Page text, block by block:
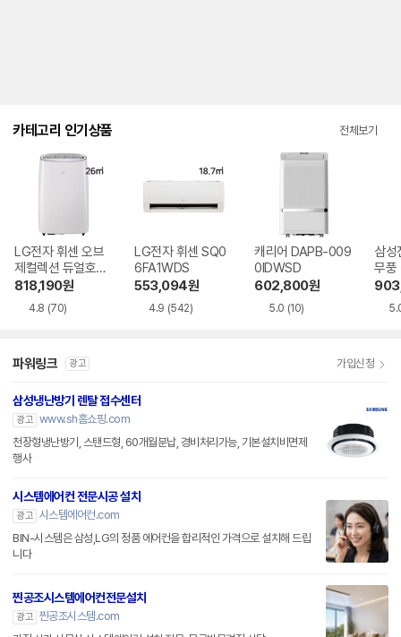
카테고리 인기상품 전체보기
LG전자 휘센 오브
제컬렉션 듀얼호스
PQ08FDWBS
818,190원
4.8 (70)
LG전자 휘센 SQ0
6FA1WDS
553,094원
4.9 (542)
캐리어 DAPB-009
0IDWSD
602,800원
5.0 (10)
삼성
무풍
파워링크 광고 가입신청
삼성냉난방기 렌탈 접수센터
광고 www.sh홈쇼핑.com
천장형냉난방기, 스탠드형, 60개월분납, 경비처리가능, 기본설치비면제
행사
시스템에어컨 전문시공 설치
광고 시스템에어컨.com
BIN-시스템은 삼성,LG의 정품 에어컨을 합리적인 가격으로 설치해 드립
니다
찐공조시스템에어컨전문설치
광고 찐공조시스템.com